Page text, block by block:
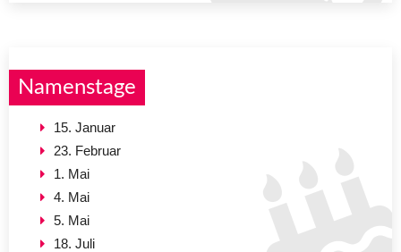
Namenstage
15. Januar
23. Februar
1. Mai
4. Mai
5. Mai
18. Juli